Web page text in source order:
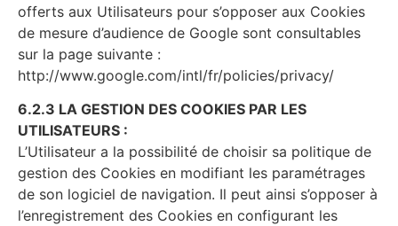
offerts aux Utilisateurs pour s’opposer aux Cookies
de mesure d’audience de Google sont consultables
sur la page suivante :
http://www.google.com/intl/fr/policies/privacy/
6.2.3 LA GESTION DES COOKIES PAR LES
UTILISATEURS :
L’Utilisateur a la possibilité de choisir sa politique de
gestion des Cookies en modifiant les paramétrages
de son logiciel de navigation. Il peut ainsi s’opposer à
l’enregistrement des Cookies en configurant les